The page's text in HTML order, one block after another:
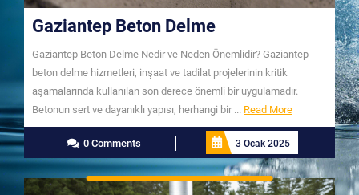
Gaziantep Beton Delme
Gaziantep Beton Delme Nedir ve Neden Önemlidir? Gaziantep
beton delme hizmetleri, inşaat ve tadilat projelerinin kritik
aşamalarında kullanılan son derece önemli bir uygulamadır.
Betonun sert ve dayanıklı yapısı, herhangi bir ... Read MoreRead
More
0 Comments
3 Ocak 2025